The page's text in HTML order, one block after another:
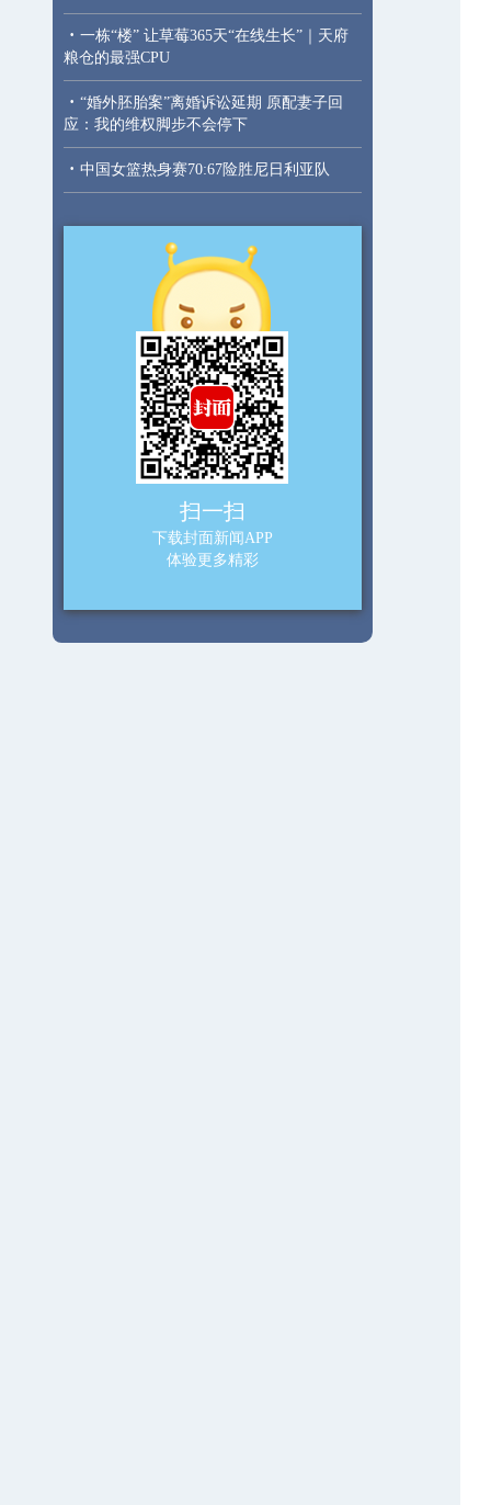
· 一栋“楼” 让草莓365天“在线生长”｜天府
粮仓的最强CPU
· “婚外胚胎案”离婚诉讼延期 原配妻子回
应：我的维权脚步不会停下
· 中国女篮热身赛70:67险胜尼日利亚队
扫一扫
下载封面新闻APP
体验更多精彩